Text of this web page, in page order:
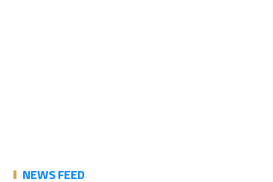
NEWS FEED